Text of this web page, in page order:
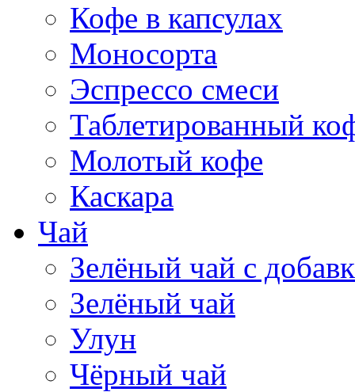
Кофе в капсулах
Моносорта
Эспрессо смеси
Таблетированный
Молотый кофе
Каскара
Чай
Зелёный чай с
Зелёный чай
Улун
Чёрный чай